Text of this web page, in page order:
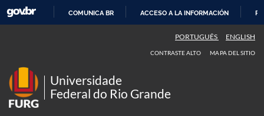
CONTENIDO
COMUNICA BR ACCESO A LA INFORMACIÓN
PORTUGUÊS ENGLISH
CONTRASTE ALTO MAPA DEL SITIO
Universidade
Federal do Rio Grande